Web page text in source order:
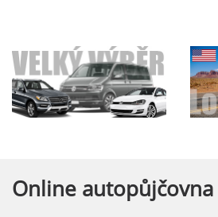
Online autopůjčovna